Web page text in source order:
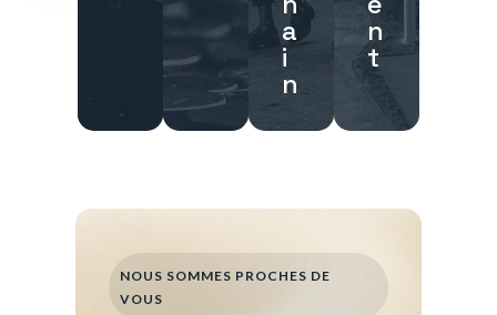
a
i
n
n
t
NOUS SOMMES PROCHES DE
VOUS